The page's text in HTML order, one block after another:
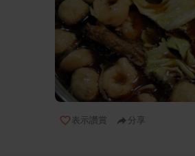
表示讚賞 分享